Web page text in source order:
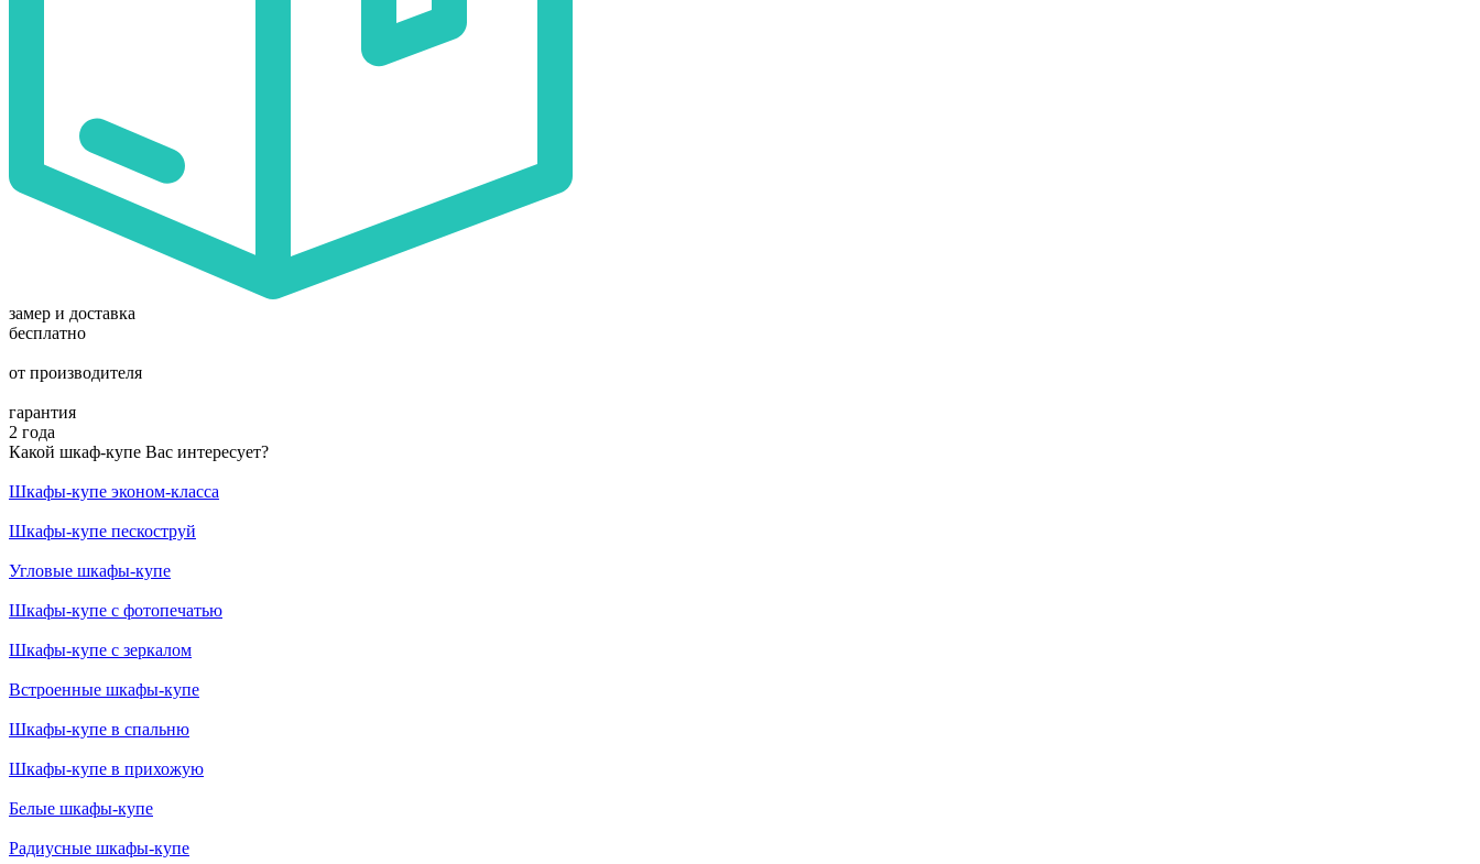
замер и доставка
бесплатно
от производителя
гарантия
2 года
Какой шкаф-купе Вас интересует?
Шкафы-купе эконом-класса
Шкафы-купе пескоструй
Угловые шкафы-купе
Шкафы-купе с фотопечатью
Шкафы-купе с зеркалом
Встроенные шкафы-купе
Шкафы-купе в спальню
Шкафы-купе в прихожую
Белые шкафы-купе
Радиусные шкафы-купе